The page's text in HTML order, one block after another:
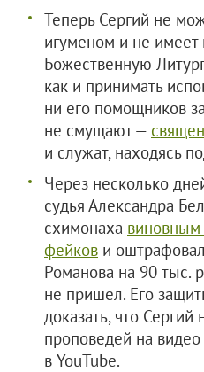
Теперь Сергий не
игуменом и не имеет
Божественную
как и принимать
ни его помощников
не смущают —
и служат, находясь
Через несколько
судья Александра
схимонаха виновным
фейков и
Романова на 90 тыс.
не пришел. Его
доказать, что Сергий
проповедей на
в YouTube.